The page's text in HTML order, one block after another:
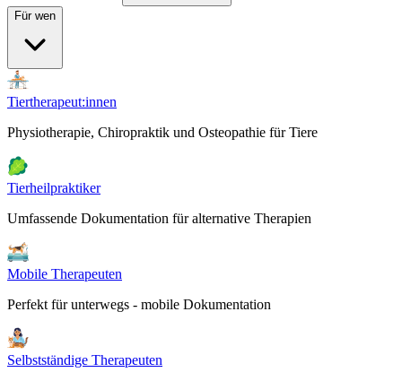
Für wen
Tiertherapeut:innen
Physiotherapie, Chiropraktik und Osteopathie für Tiere
Tierheilpraktiker
Umfassende Dokumentation für alternative Therapien
Mobile Therapeuten
Perfekt für unterwegs - mobile Dokumentation
Selbstständige Therapeuten